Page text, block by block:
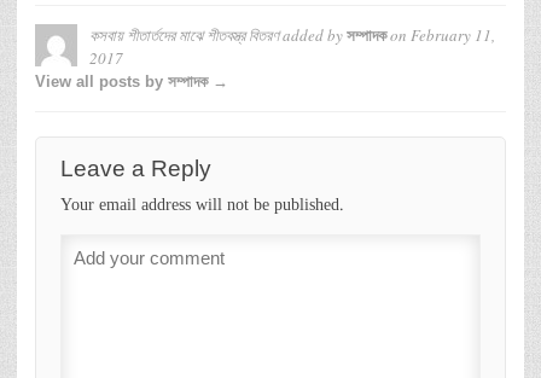
কসবায় শীতার্তদের মাঝে শীতবস্ত্র বিতরণadded by সম্পাদকon February 11,
2017
View all posts by সম্পাদক →
Leave a Reply
Your email address will not be published.